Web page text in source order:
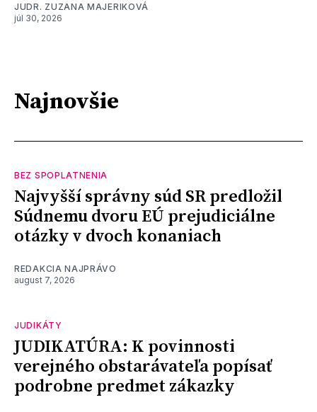
JUDR. ZUZANA MAJERIKOVÁ
júl 30, 2026
Najnovšie
BEZ SPOPLATNENIA
Najvyšší správny súd SR predložil
Súdnemu dvoru EÚ prejudiciálne
otázky v dvoch konaniach
REDAKCIA NAJPRÁVO
august 7, 2026
JUDIKÁTY
JUDIKATÚRA: K povinnosti
verejného obstarávateľa popísať
podrobne predmet zákazky